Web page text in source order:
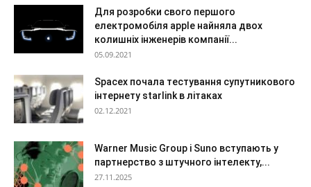
Для розробки свого першого
електромобіля apple найняла двох
колишніх інженерів компанії...
05.09.2021
Spacex почала тестування супутникового
інтернету starlink в літаках
02.12.2021
Warner Music Group і Suno вступають у
партнерство з штучного інтелекту,...
27.11.2025